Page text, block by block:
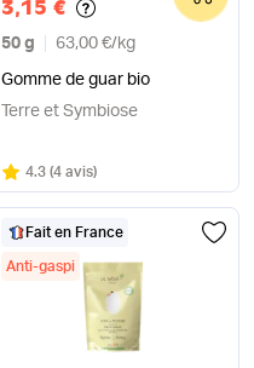
3,15 €
50 g 63,00 €/ kg
Gomme de guar bio
Terre et Symbiose
Note
4.3 sur 5
(4 avis)
Fait en France
Anti-gaspi